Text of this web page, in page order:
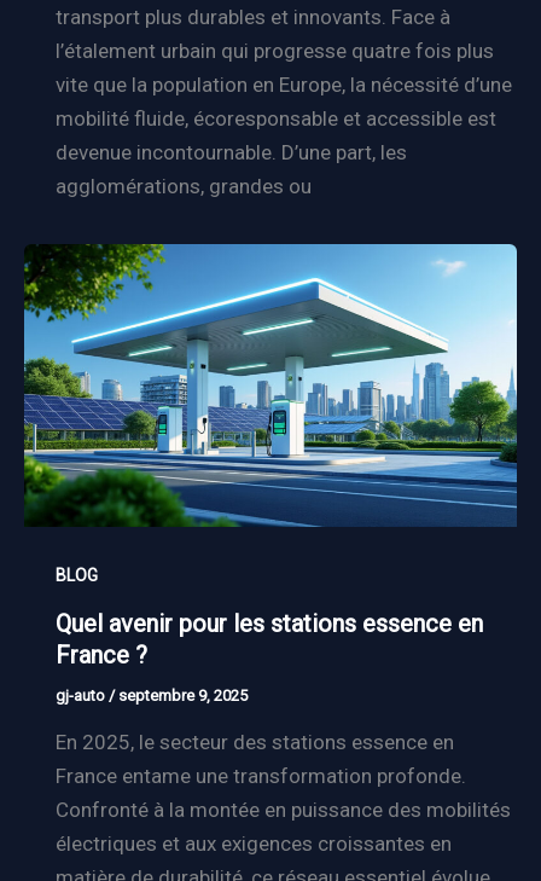
transport plus durables et innovants. Face à
l’étalement urbain qui progresse quatre fois plus
vite que la population en Europe, la nécessité d’une
mobilité fluide, écoresponsable et accessible est
devenue incontournable. D’une part, les
agglomérations, grandes ou
BLOG
Quel avenir pour les stations essence en
France ?
gj-auto / septembre 9, 2025
En 2025, le secteur des stations essence en
France entame une transformation profonde.
Confronté à la montée en puissance des mobilités
électriques et aux exigences croissantes en